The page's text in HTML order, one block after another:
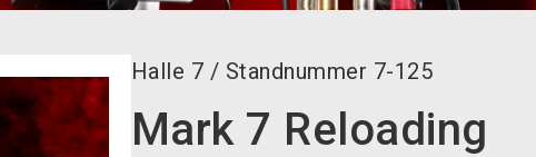
Halle 7 / Standnummer 7-125
Mark 7 Reloading